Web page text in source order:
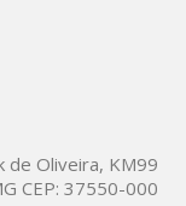
de Oliveira, KM99
CEP: 37550-000